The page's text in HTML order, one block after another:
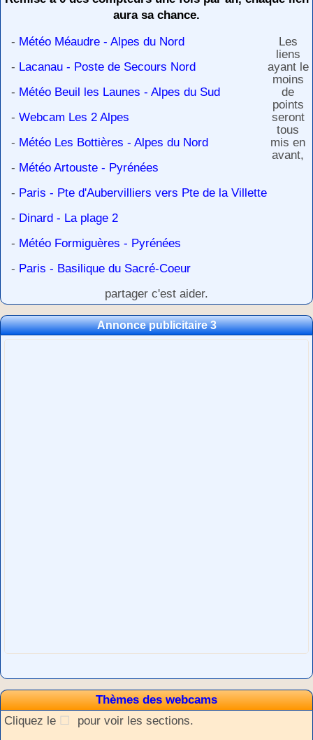
aura sa chance.
- Météo Méaudre - Alpes du Nord
- Lacanau - Poste de Secours Nord
- Météo Beuil les Launes - Alpes du Sud
- Webcam Les 2 Alpes
- Météo Les Bottières - Alpes du Nord
- Météo Artouste - Pyrénées
- Paris - Pte d'Aubervilliers vers Pte de la Villette
- Dinard - La plage 2
- Météo Formiguères - Pyrénées
- Paris - Basilique du Sacré-Coeur
Les
liens
ayant le
moins
de
points
seront
tous
mis en
avant,
partager c'est aider.
Annonce publicitaire 3
Thèmes des webcams
Cliquez le
pour voir les sections.